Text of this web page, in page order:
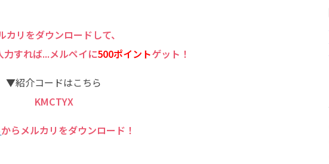
カリをダウンロードして、
力すれば...メルペイに500ポイントゲット！
▼紹介コードはこちら
KMCTYX
からメルカリをダウンロード！